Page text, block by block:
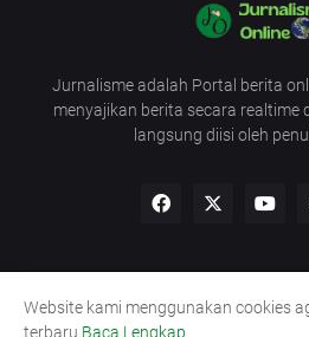
Jurnalisme adalah Portal berita
menyajikan berita secara realtime
langsung diisi oleh
Redaksi UU Pers
Website kami menggunakan cookies
terbaru Baca Lengkap